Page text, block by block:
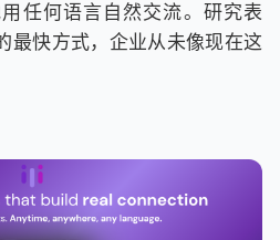
任何语言自然交流。研究表
最快方式，企业从未像现在这